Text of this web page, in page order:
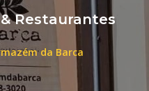
Restaurantes
da Barca